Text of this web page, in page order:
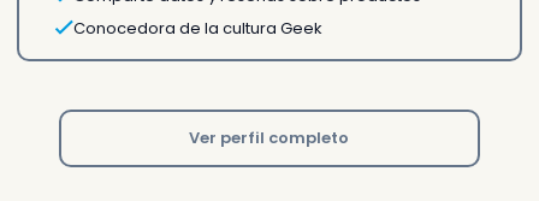
Conocedora de la cultura Geek
Ver perfil completo